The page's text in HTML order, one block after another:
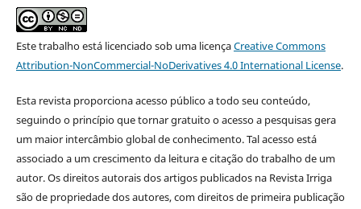
Este trabalho está licenciado sob uma licençaCreative Commons
Attribution-NonCommercial-NoDerivatives 4.0 International License.
Esta revista proporciona acesso público a todo seu conteúdo,
seguindo o princípio que tornar gratuito o acesso a pesquisas gera
um maior intercâmbio global de conhecimento. Tal acesso está
associado a um crescimento da leitura e citação do trabalho de um
autor. Os direitos autorais dos artigos publicados na Revista Irriga
são de propriedade dos autores, com direitos de primeira publicação